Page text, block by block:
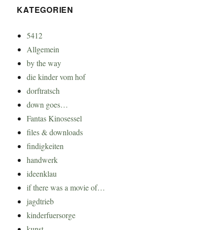
KATEGORIEN
5412
Allgemein
by the way
die kinder vom hof
dorftratsch
down goes…
Fantas Kinosessel
files & downloads
findigkeiten
handwerk
ideenklau
if there was a movie of…
jagdtrieb
kinderfuersorge